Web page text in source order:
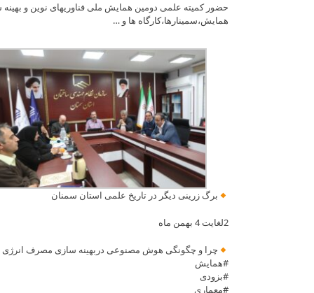
حضور کمیته علمی دومین همایش ملی فناوریهای نوین و
همایش،سمینارها،کارگاه ها و …
برگ زرینی دیگر در تاریخ علمی استان سمنان
2لغایت 4 بهمن ماه
چرا و چگونگی هوش مصنوعی دربهینه سازی مصرف انرژی
#همایش
#بزودی
#معماری